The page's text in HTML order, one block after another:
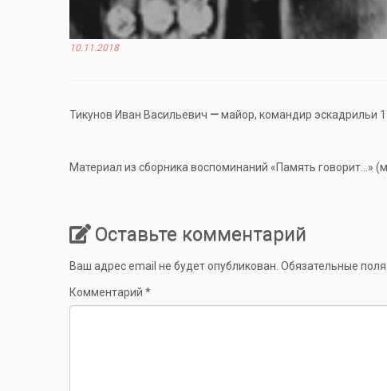
10.11.2018
Тикунов Иван Васильевич —майор, командир эскадрильи
Материал из сборника воспоминаний «Память говорит…»
Оставьте комментарий
Ваш адрес email не будет опубликован. Обязательные
Комментарий *